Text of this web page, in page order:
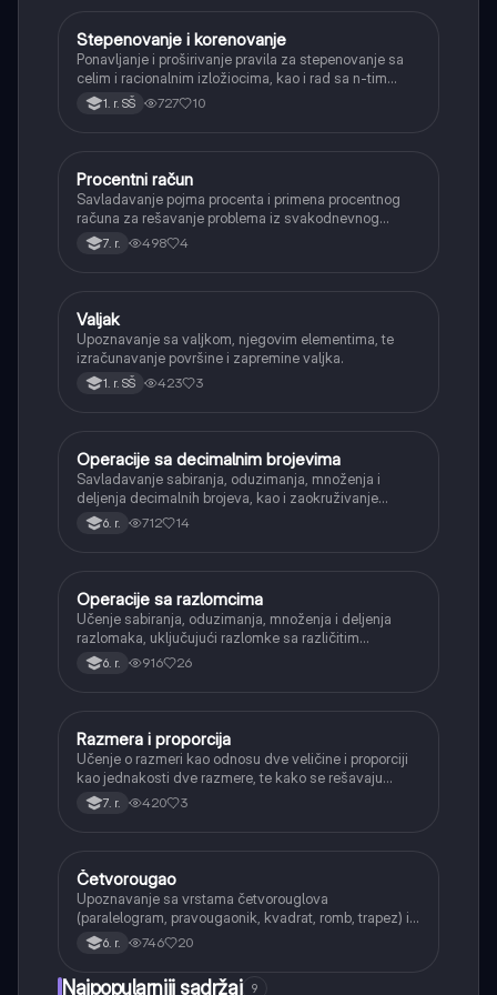
Matematika
Stepenovanje i korenovanje
Ponavljanje i proširivanje pravila za stepenovanje sa
celim i racionalnim izložiocima, kao i rad sa n-tim
korenima i racionalizacijom imenioca.
1. r. SŠ 727 10
Matematika
Procentni račun
Savladavanje pojma procenta i primena procentnog
računa za rešavanje problema iz svakodnevnog
života, kao što su popusti, kamate i povećanja.
7. r. 498 4
Matematika
Valjak
Upoznavanje sa valjkom, njegovim elementima, te
izračunavanje površine i zapremine valjka.
1. r. SŠ 423 3
Matematika
Operacije sa decimalnim brojevima
Savladavanje sabiranja, oduzimanja, množenja i
deljenja decimalnih brojeva, kao i zaokruživanje
decimalnih brojeva.
6. r. 712 14
Matematika
Operacije sa razlomcima
Učenje sabiranja, oduzimanja, množenja i deljenja
razlomaka, uključujući razlomke sa različitim
imeniocima.
6. r. 916 26
Matematika
Razmera i proporcija
Učenje o razmeri kao odnosu dve veličine i proporciji
kao jednakosti dve razmere, te kako se rešavaju
proporcije.
7. r. 420 3
Matematika
Četvorougao
Upoznavanje sa vrstama četvorouglova
(paralelogram, pravougaonik, kvadrat, romb, trapez) i
njihovim osnovnim svojstvima.
6. r. 746 20
Najpopularniji sadržaj 9